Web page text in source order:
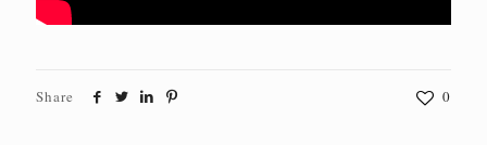
Share 0